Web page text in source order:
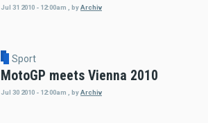
Jul 31 2010 - 12:00am , byArchiv
Sport
MotoGP meets Vienna 2010
Jul 30 2010 - 12:00am byArchiv